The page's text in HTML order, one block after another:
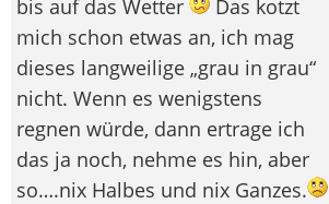
bis auf das Wetter
Das kotzt
mich schon etwas an, ich mag
dieses langweilige „grau in grau“
nicht. Wenn es wenigstens
regnen würde, dann ertrage ich
das ja noch, nehme es hin, aber
so….nix Halbes und nix Ganzes.